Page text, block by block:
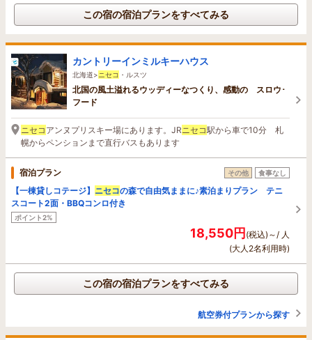
この宿の宿泊プランをすべてみる
カントリーインミルキーハウス
北海道> ニセコ ・ルスツ
北国の風土溢れるウッディーなつくり、感動の スロウ･
フード
ニセコ アンヌプリスキー場にあります。JR ニセコ駅から車で10分 札
幌からペンションまで直行バスもあります
宿泊プラン その他 食事なし
【一棟貸しコテージ】 ニセコの森で自由気ままに♪素泊まりプラン テニ
スコート2面・BBQコンロ付き
ポイント2%
18,550円(税込)～/ 人
(大人2名利用時)
この宿の宿泊プランをすべてみる
航空券付プランから探す